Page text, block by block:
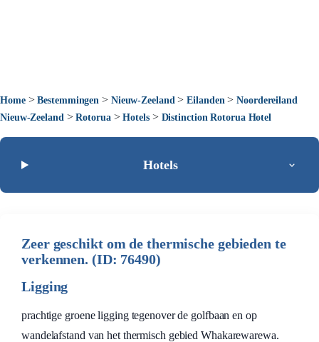
Home>Bestemmingen > Nieuw-Zeeland >Eilanden >Noordereiland
Nieuw-Zeeland >Rotorua>Hotels> Distinction Rotorua Hotel
Hotels
Zeer geschikt om de thermische gebieden te
verkennen. (ID: 76490)
Ligging
prachtige groene ligging tegenover de golfbaan en op
wandelafstand van het thermisch gebied Whakarewarewa.